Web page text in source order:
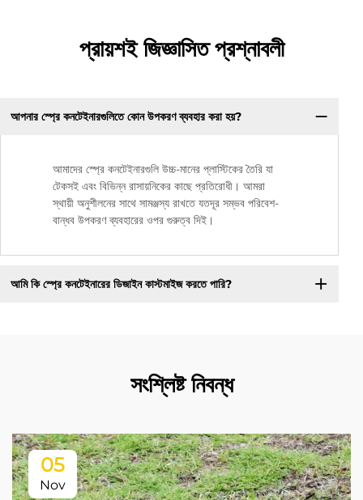
প্রায়শই জিজ্ঞাসিত প্রশ্নাবলী
আপনার স্প্রে কনটেইনারগুলিতে কোন উপকরণ ব্যবহার করা হয়?
আমাদের স্প্রে কনটেইনারগুলি উচ্চ-মানের প্লাস্টিকের তৈরি যা
টেকসই এবং বিভিন্ন রাসায়নিকের কাছে প্রতিরোধী। আমরা
স্থায়ী অনুশীলনের সাথে সামঞ্জস্য রাখতে যতদূর সম্ভব পরিবেশ-
বান্ধব উপকরণ ব্যবহারের ওপর গুরুত্ব দিই।
আমি কি স্প্রে কনটেইনারের ডিজাইন কাস্টমাইজ করতে পারি?
সংশ্লিষ্ট নিবন্ধ
05
Nov